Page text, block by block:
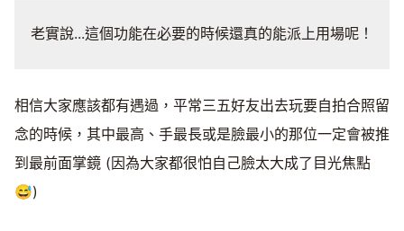
老實說...這個功能在必要的時候還真的能派上用場呢！
相信大家應該都有遇過，平常三五好友出去玩要自拍合照留
念的時候，其中最高、手最長或是臉最小的那位一定會被推
到最前面掌鏡 (因為大家都很怕自己臉太大成了目光焦點
😅)